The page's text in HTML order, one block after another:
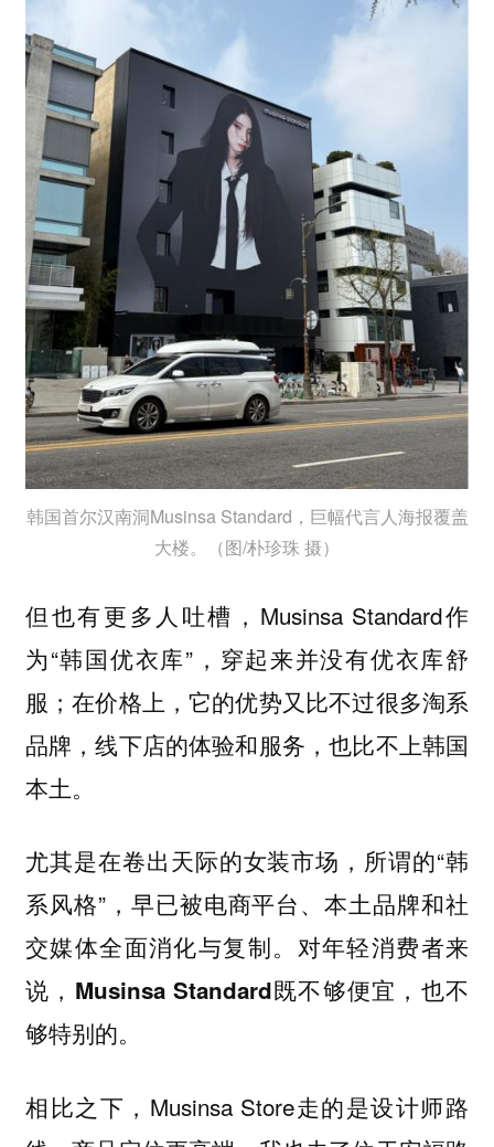
韩国首尔汉南洞Musinsa Standard，巨幅代言人海报覆盖
大楼。（图/朴珍珠 摄）
但也有更多人吐槽，Musinsa Standard作
为“韩国优衣库”，穿起来并没有优衣库舒
服；在价格上，它的优势又比不过很多淘系
品牌，线下店的体验和服务，也比不上韩国
本土。
尤其是在卷出天际的女装市场，所谓的“韩
系风格”，早已被电商平台、本土品牌和社
交媒体全面消化与复制。对年轻消费者来
说， Musinsa Standard既不够便宜，也不
够特别的。
相比之下，Musinsa Store走的是设计师路